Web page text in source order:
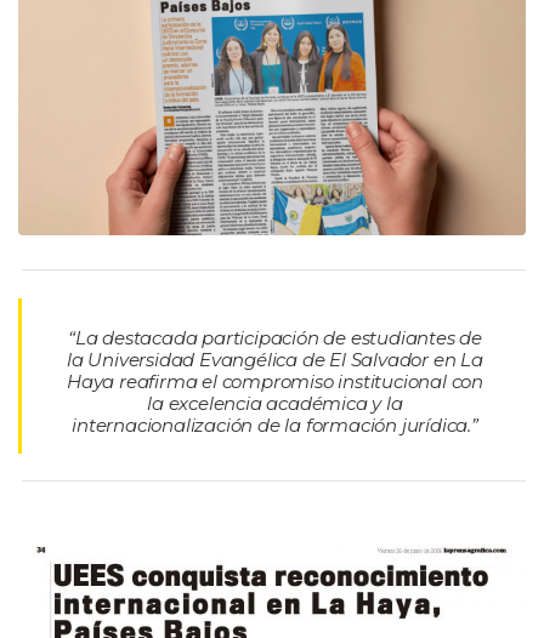
“La destacada participación de estudiantes de
la Universidad Evangélica de El Salvador en La
Haya reafirma el compromiso institucional con
la excelencia académica y la
internacionalización de la formación jurídica.”